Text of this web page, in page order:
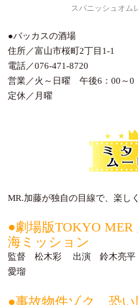
スパニッシュオ
●バッカスの酒場
住所／富山市桜町2丁目1-1
電話／076-471-8720
営業／火～日曜 午後6：00～0
定休／月曜
MR.加藤が独自の目線で、楽し
●劇場版TOKYO
海ミッション
監督 松木彩 出演 鈴木亮
愛瑠
●事故物件ゾク 恐い